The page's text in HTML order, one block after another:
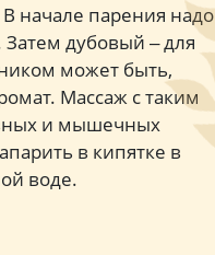
начале парения надо
дубовый ‒ для
может быть,
Массаж с таким
и мышечных
в кипятке в
воде.